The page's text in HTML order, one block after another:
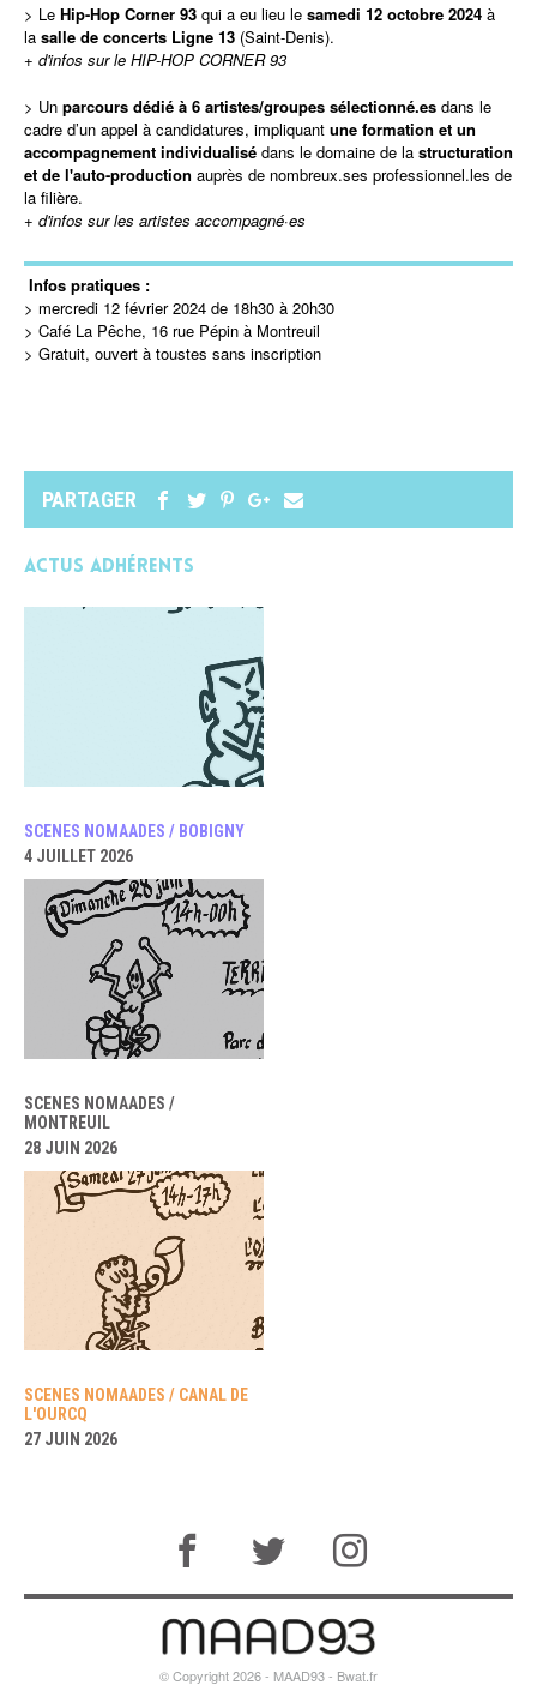
> Le Hip-Hop Corner 93 qui a eu lieu le samedi 12 octobre 2024 à
la salle de concerts Ligne 13 (Saint-Denis).
+ d'infos sur le HIP-HOP CORNER 93
> Un parcours dédié à 6 artistes/groupes sélectionné.es dans le
cadre d’un appel à candidatures, impliquant une formation et un
accompagnement individualisé dans le domaine de la structuration
et de l'auto-production auprès de nombreux.ses professionnel.les de
la filière.
+ d'infos sur les artistes accompagné·es
Infos pratiques :
> mercredi 12 février 2024 de 18h30 à 20h30
> Café La Pêche, 16 rue Pépin à Montreuil
> Gratuit, ouvert à toustes sans inscription
PARTAGER
Actus adhérents
SCENES NOMAADES / BOBIGNY
4 JUILLET 2026
SCENES NOMAADES /
MONTREUIL
28 JUIN 2026
SCENES NOMAADES / CANAL DE
L'OURCQ
27 JUIN 2026
© Copyright 2026 - MAAD93 - Bwat.fr